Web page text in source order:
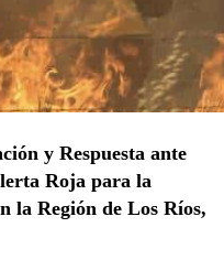
y Respuesta ante
Roja para la
la Región de Los Ríos,